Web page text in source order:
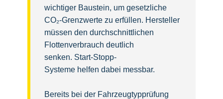
wichtiger Baustein, um gesetzliche
CO₂-Grenzwerte zu erfüllen. Hersteller
müssen den durchschnittlichen
Flottenverbrauch deutlich
senken. Start-Stopp-
Systeme helfen dabei messbar.
Bereits bei der Fahrzeugtypprüfung